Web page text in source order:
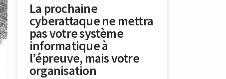
La prochaine
cyberattaque ne mettra
pas votre système
informatique à
l’épreuve, mais votre
organisation